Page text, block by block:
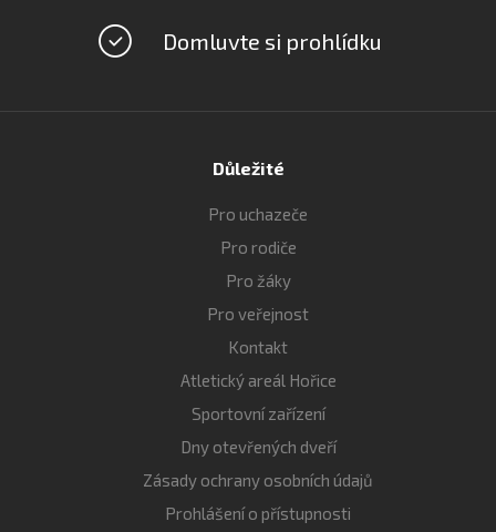
Domluvte si prohlídku
Důležité
Pro uchazeče
Pro rodiče
Pro žáky
Pro veřejnost
Kontakt
Atletický areál Hořice
Sportovní zařízení
Dny otevřených dveří
Zásady ochrany osobních údajů
Prohlášení o přístupnosti